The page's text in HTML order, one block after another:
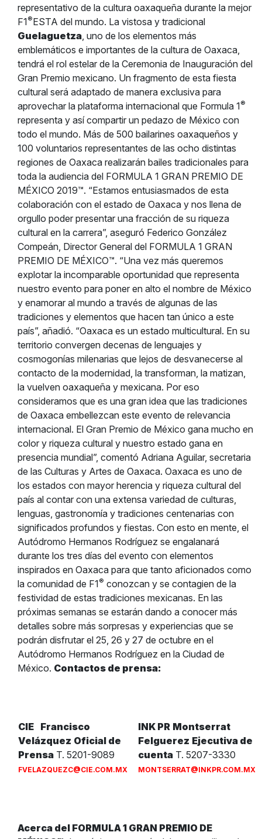
representativo de la cultura oaxaqueña durante la mejor
F1®ESTA del mundo. La vistosa y tradicional
Guelaguetza, uno de los elementos más
emblemáticos e importantes de la cultura de Oaxaca,
tendrá el rol estelar de la Ceremonia de Inauguración del
Gran Premio mexicano. Un fragmento de esta fiesta
cultural será adaptado de manera exclusiva para
aprovechar la plataforma internacional que Formula 1®
representa y así compartir un pedazo de México con
todo el mundo. Más de 500 bailarines oaxaqueños y
100 voluntarios representantes de las ocho distintas
regiones de Oaxaca realizarán bailes tradicionales para
toda la audiencia del FORMULA 1 GRAN PREMIO DE
MÉXICO 2019™. “Estamos entusiasmados de esta
colaboración con el estado de Oaxaca y nos llena de
orgullo poder presentar una fracción de su riqueza
cultural en la carrera”, aseguró Federico González
Compeán, Director General del FORMULA 1 GRAN
PREMIO DE MÉXICO™. “Una vez más queremos
explotar la incomparable oportunidad que representa
nuestro evento para poner en alto el nombre de México
y enamorar al mundo a través de algunas de las
tradiciones y elementos que hacen tan único a este
país”, añadió. “Oaxaca es un estado multicultural. En su
territorio convergen decenas de lenguajes y
cosmogonías milenarias que lejos de desvanecerse al
contacto de la modernidad, la transforman, la matizan,
la vuelven oaxaqueña y mexicana. Por eso
consideramos que es una gran idea que las tradiciones
de Oaxaca embellezcan este evento de relevancia
internacional. El Gran Premio de México gana mucho en
color y riqueza cultural y nuestro estado gana en
presencia mundial”, comentó Adriana Aguilar, secretaria
de las Culturas y Artes de Oaxaca. Oaxaca es uno de
los estados con mayor herencia y riqueza cultural del
país al contar con una extensa variedad de culturas,
lenguas, gastronomía y tradiciones centenarias con
significados profundos y fiestas. Con esto en mente, el
Autódromo Hermanos Rodríguez se engalanará
durante los tres días del evento con elementos
inspirados en Oaxaca para que tanto aficionados como
la comunidad de F1® conozcan y se contagien de la
festividad de estas tradiciones mexicanas. En las
próximas semanas se estarán dando a conocer más
detalles sobre más sorpresas y experiencias que se
podrán disfrutar el 25, 26 y 27 de octubre en el
Autódromo Hermanos Rodríguez en la Ciudad de
México. Contactos de prensa:
CIE Francisco
Velázquez Oficial de
Prensa T. 5201-9089
FVELAZQUEZC@CIE.COM.MX
INK PR Montserrat
Felguerez Ejecutiva de
cuenta T. 5207-3330
MONTSERRAT@INKPR.COM.MX
Acerca del FORMULA 1 GRAN PREMIO DE